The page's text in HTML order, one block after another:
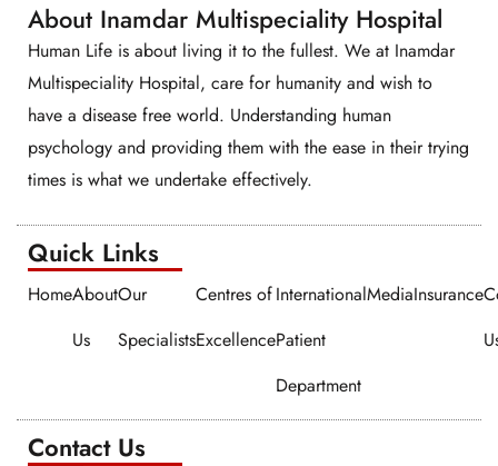
About Inamdar Multispeciality Hospital
Human Life is about living it to the fullest. We at Inamdar
Multispeciality Hospital, care for humanity and wish to
have a disease free world. Understanding human
psychology and providing them with the ease in their trying
times is what we undertake effectively.
Quick Links​​
HomeAbout
Us
Our
Specialists
Centres of
Excellence
International
Patient
Department
MediaInsurance
Contact Us